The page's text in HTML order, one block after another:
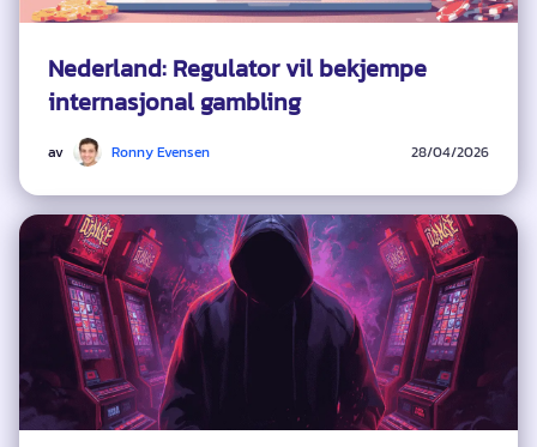
Nederland: Regulator vil bekjempe
internasjonal gambling
av Ronny Evensen 28/04/2026